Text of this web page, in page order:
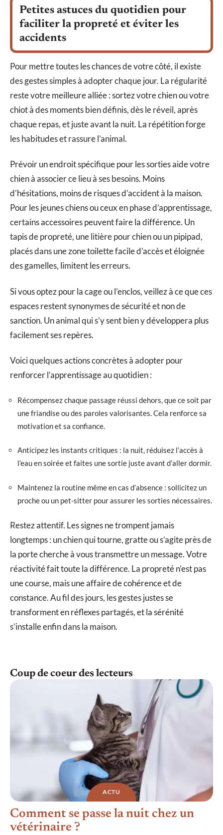
Petites astuces du quotidien pour
faciliter la propreté et éviter les
accidents
Pour mettre toutes les chances de votre côté, il existe
des gestes simples à adopter chaque jour. La régularité
reste votre meilleure alliée : sortez votre chien ou votre
chiot à des moments bien définis, dès le réveil, après
chaque repas, et juste avant la nuit. La répétition forge
les habitudes et rassure l’animal.
Prévoir un endroit spécifique pour les sorties aide votre
chien à associer ce lieu à ses besoins. Moins
d’hésitations, moins de risques d’accident à la maison.
Pour les jeunes chiens ou ceux en phase d’apprentissage,
certains accessoires peuvent faire la différence. Un
tapis de propreté, une litière pour chien ou un pipipad,
placés dans une zone toilette facile d’accès et éloignée
des gamelles, limitent les erreurs.
Si vous optez pour la cage ou l’enclos, veillez à ce que ces
espaces restent synonymes de sécurité et non de
sanction. Un animal qui s’y sent bien y développera plus
facilement ses repères.
Voici quelques actions concrètes à adopter pour
renforcer l’apprentissage au quotidien :
Récompensez chaque passage réussi dehors, que ce soit par
une friandise ou des paroles valorisantes. Cela renforce sa
motivation et sa confiance.
Anticipez les instants critiques : la nuit, réduisez l’accès à
l’eau en soirée et faites une sortie juste avant d’aller dormir.
Maintenez la routine même en cas d’absence : sollicitez un
proche ou un pet-sitter pour assurer les sorties nécessaires.
Restez attentif. Les signes ne trompent jamais
longtemps : un chien qui tourne, gratte ou s’agite près de
la porte cherche à vous transmettre un message. Votre
réactivité fait toute la différence. La propreté n’est pas
une course, mais une affaire de cohérence et de
constance. Au fil des jours, les gestes justes se
transforment en réflexes partagés, et la sérénité
s’installe enfin dans la maison.
Coup de coeur des lecteurs
ACTU
Comment se passe la nuit chez un
vétérinaire ?